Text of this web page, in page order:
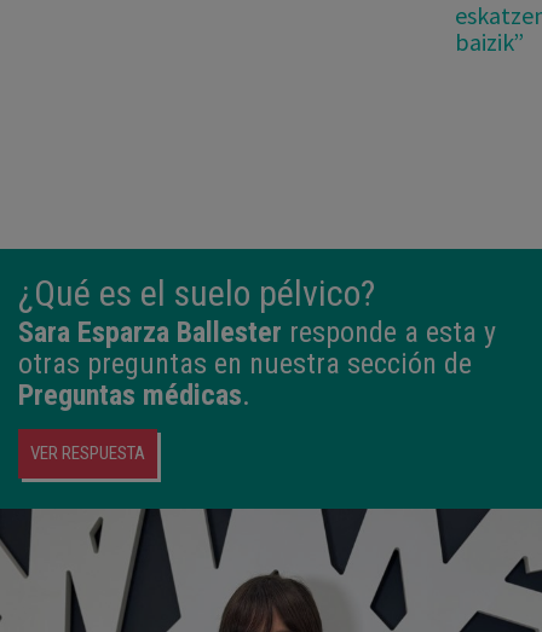
baizik”
¿Qué es el suelo pélvico?
Sara Esparza Ballester responde a esta y
otras preguntas en nuestra sección de
Preguntas médicas.
VER RESPUESTA